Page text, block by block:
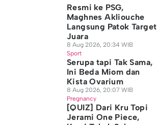
Resmi ke PSG,
Maghnes Akliouche
Langsung Patok Target
Juara
8 Aug 2026, 20:34 WIB
Sport
Serupa tapi Tak Sama,
Ini Beda Miom dan
Kista Ovarium
8 Aug 2026, 20:07 WIB
Pregnancy
[QUIZ] Dari Kru Topi
Jerami One Piece,